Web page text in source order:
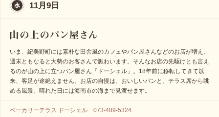
11月9日
いま、紀美野町には素朴な田舎風のカフェやパン屋さんなどのお店が増え、
週末ともなると大勢のお客さんで賑わいます。そんなお店の先駆けとも言え
るのが山の上に立つパン屋さん「ドーシェル」。18年前に移転してきて以
来、客足が途絶えません。お店の自慢は、おいしいパンと、テラス席から眺
める風景。晴れた日には海南市の海まで見渡せます。
ベーカリーテラス ドーシェル 073-489-5324